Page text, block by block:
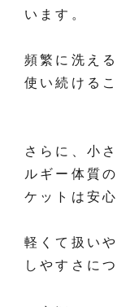
います。
頻繁に洗え
使い続ける
さらに、小
ルギー体質
ケットは安
軽くて扱い
しやすさに